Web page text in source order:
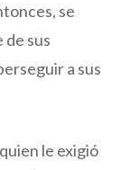
se
de sus
a sus
le exigió